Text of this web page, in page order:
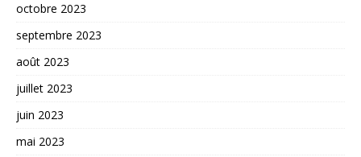
octobre 2023
septembre 2023
août 2023
juillet 2023
juin 2023
mai 2023